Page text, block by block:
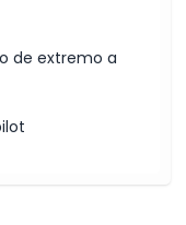
de extremo a